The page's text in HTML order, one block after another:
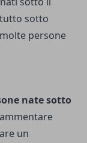
sotto
persone
nate sotto
un